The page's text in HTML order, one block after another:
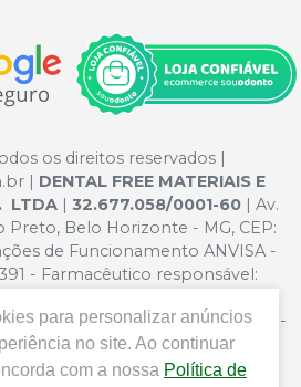
os direitos reservados |
| DENTAL FREE MATERIAIS E
LTDA
32.677.058/0001-60
| Av.
Preto, Belo Horizonte - MG, CEP:
de Funcionamento ANVISA -
- Farmacêutico responsável:
- Fotos meramente ilustrativas -
da loja virtual estão sujeitos a
divergência de preços no site, o
para personalizar anúncios
no site. Ao continuar
com a nossa Política de